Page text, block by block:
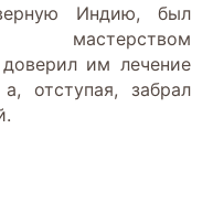
Индию, был
мастерством
им лечение
отступая, забрал